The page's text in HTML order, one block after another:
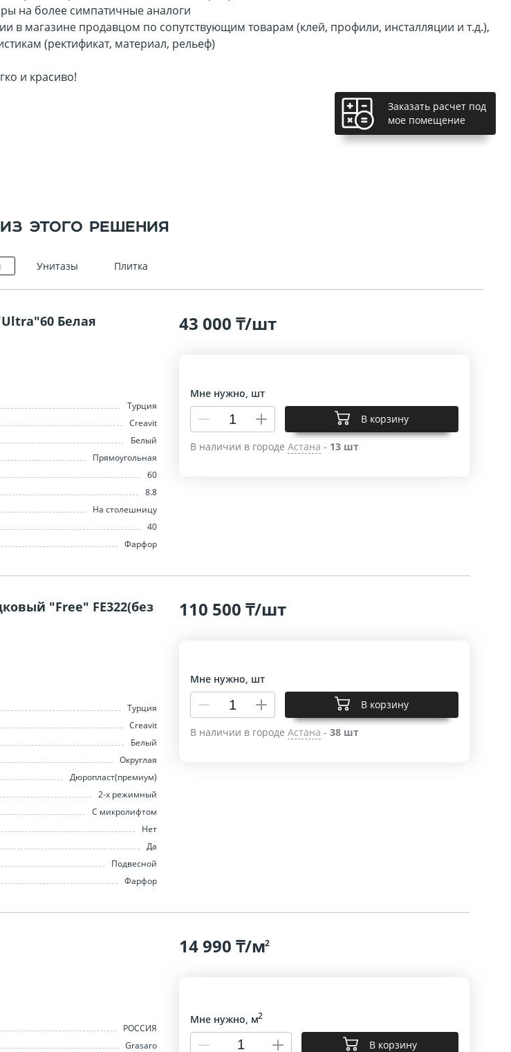
900х300
750x250
700х250
500x500
500х200
По назначению
на более симпатичные аналоги
в магазине продавцом по сопутствующим товарам (клей, профили, инсталляции и т.д.),
(ректификат, материал, рельеф)
и красиво!
Заказать расчет под
мое помещение
этого решения
Унитазы Плитка
Белая
Турция
Creavit
Белый
Прямоугольная
60
8.8
На столешницу
40
Фарфор
43 000 ₸/шт
Мне нужно, шт
В корзину
В наличии в городе Астана - 13 шт
"Free" FE322(без
Турция
Creavit
Белый
Округлая
Дюропласт(премиум)
2-х режимный
С микролифтом
Нет
Да
Подвесной
Фарфор
110 500 ₸/шт
Мне нужно, шт
В корзину
В наличии в городе Астана - 38 шт
РОССИЯ
Grasaro
14 990 ₸/м2
Мне нужно, м2
В корзину